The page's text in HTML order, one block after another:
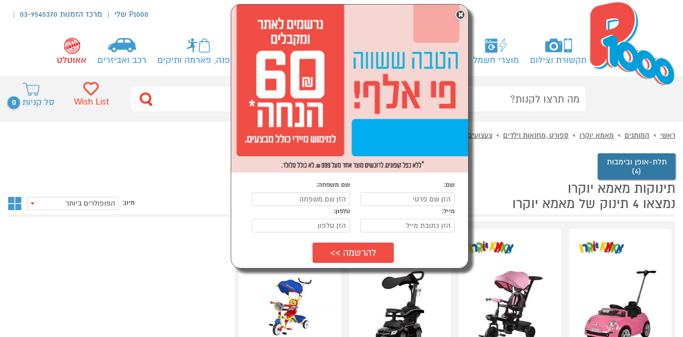
P1000 שלי מרכז הזמנות 03-9545370
תקשורת וצילום מוצרי חשמל מחשבים וציוד היקפי לבית ולגן ספורט, מחנאות וילדים אופנה, פארמה ותיקים רכב ואביזרים אאוטלט
סל קניות 0 Wish List
ראשי המותגים מאמא יוקרו ספורט ,מחנאות וילדים צעצועים ומשחקים
תלת-אופן ובימבות
(4)
תינוקות מאמא יוקרו
נמצאו 4 תינוק של מאמא יוקרו
מיון: הפופולרים ביותר
×
שם: שם משפחה:
מייל: טלפון: